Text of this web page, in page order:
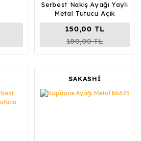
Serbest Nakış Ayağı Yaylı
Metal Tutucu Açık
150,00 TL
180,00 TL
SAKASHİ